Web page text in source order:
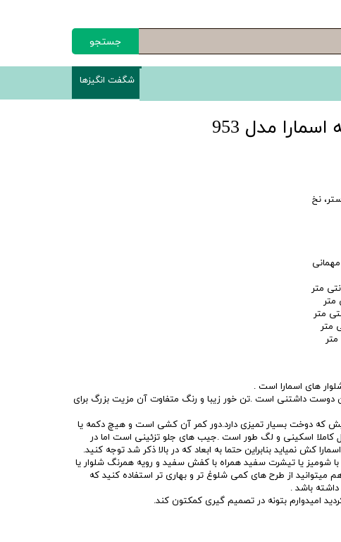
جستجو
شگفت انگیزها
مدل 953
نخ
مهمانی
های اسمارا است .
دوست داشتنی است .تن خور زیبا و رنگ متفاوت آن مزیت بزرگ برای
که دوخت بسیار تمیزی دارد.دور کمر آن کشی است و هیچ دکمه یا
کاملا اسکینی و لگ طور است .جیب های جلو تزئینی است اما در
کش نمیاید بنابراین حتما به ابعاد که در بالا ذکر شد توجه کنید.
شومیز یا تیشرت سفید همراه با کفش سفید و رویه همرنگ شلوار یا
میتوانید از طرح های کمی شلوغ تر و بهاری تر استفاده کنید که
باشد .
امیدوارم بتونه در تصمیم گیری کمکتون کند.